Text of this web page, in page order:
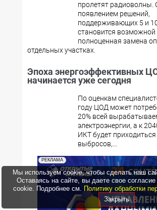
пролетят радиоволны.
появлением решений,
поддерживающих 5 и
становится возможной
полноценная замена
отдельных участках.
Эпоха энергоэффективных
начинается уже сегодня
По оценкам
году ЦОД может
20% всей
электроэнергии, а к
ИКТ будет приходиться
выбросов,...
РЕКЛАМА
Мы используем cookie, чтобы сделать наш
Оставаясь на сайте, вы даете свое
cookie. Подробнее см. Политику обработки
Закрыть